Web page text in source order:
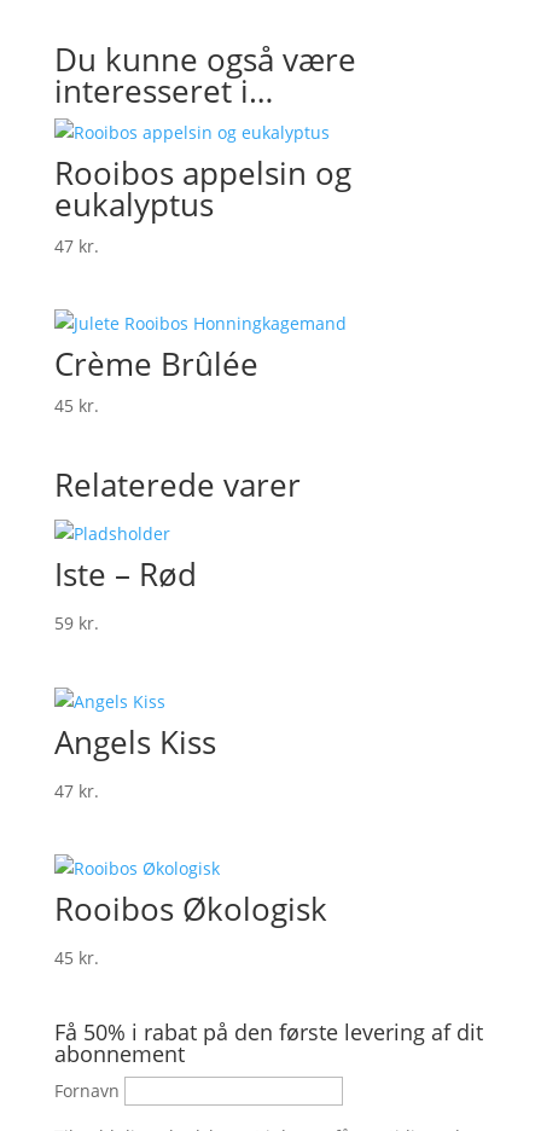
Du kunne også være
interesseret i…
Rooibos appelsin og
eukalyptus
47 kr.
Crème Brûlée
45 kr.
Relaterede varer
Iste – Rød
59 kr.
Angels Kiss
47 kr.
Rooibos Økologisk
45 kr.
Få 50% i rabat på den første levering af dit
abonnement
Fornavn